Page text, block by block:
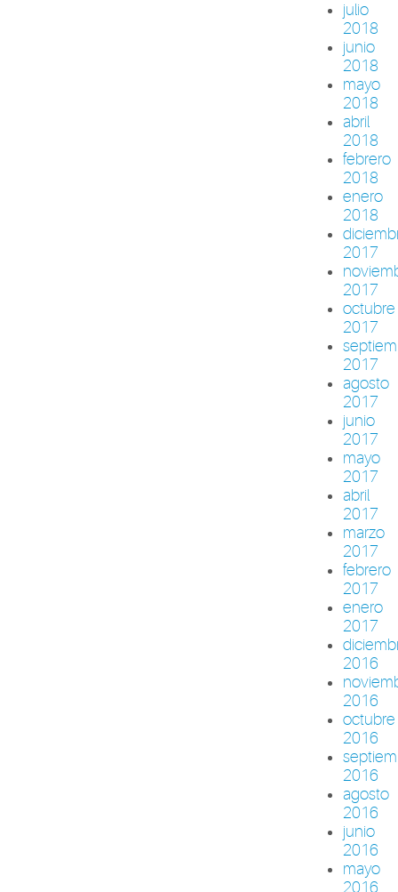
julio
2018
junio
2018
mayo
2018
abril
2018
febrero
2018
enero
2018
2017
2017
octubre
2017
2017
agosto
2017
junio
2017
mayo
2017
abril
2017
marzo
2017
febrero
2017
enero
2017
2016
2016
octubre
2016
2016
agosto
2016
junio
2016
mayo
2016